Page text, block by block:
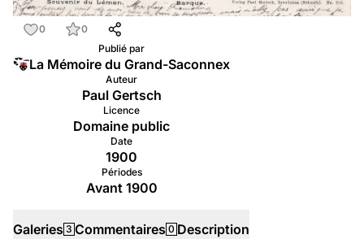
0
0
Publié par
La Mémoire du Grand-Saconnex
Auteur
Paul Gertsch
Licence
Domaine public
Date
1900
Périodes
Avant 1900
Galeries 3 Commentaires 0 Description